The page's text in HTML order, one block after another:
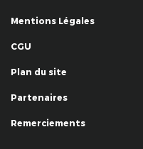
Mentions Légales
CGU
Plan du site
Partenaires
Remerciements